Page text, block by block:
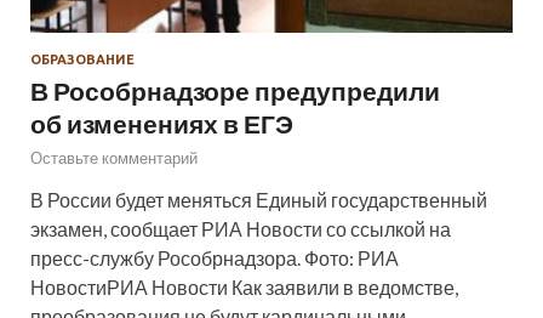
ОБРАЗОВАНИЕ
В Рособрнадзоре предупредили
об изменениях в ЕГЭ
Оставьте комментарий
В России будет меняться Единый государственный
экзамен, сообщает РИА Новости со ссылкой на
пресс-службу Рособрнадзора. Фото: РИА
НовостиРИА Новости Как заявили в ведомстве,